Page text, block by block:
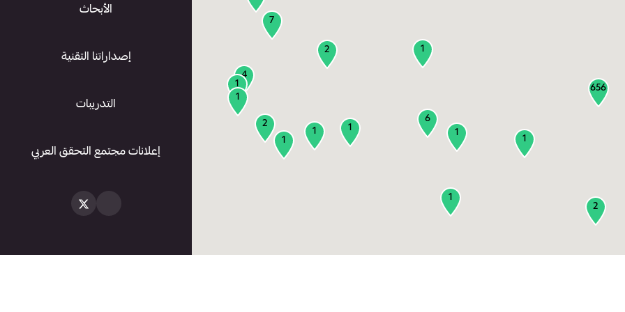
1
2
4
1
656
6
7
1
2
1
2
1
1
1
1
1
الأبحاث
إصداراتنا التقنية
التدريبات
إعلانات مجتمع التحقق العربي